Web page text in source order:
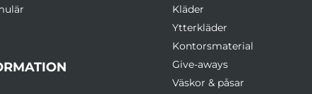
Kläder
Ytterkläder
Kontorsmaterial
Give-aways
Väskor & påsar